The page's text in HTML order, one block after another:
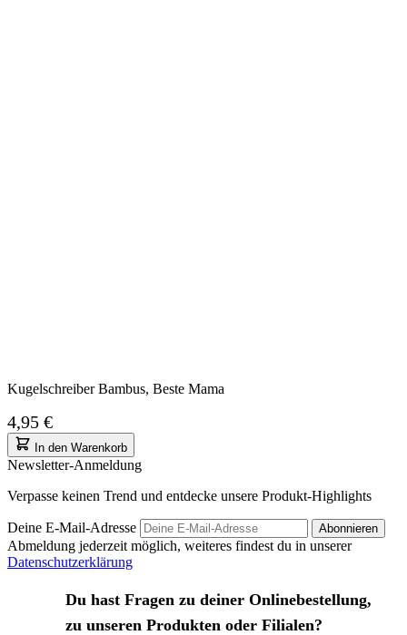
Kugelschreiber Bambus, Beste Mama
4,95 €
In den Warenkorb
Newsletter-Anmeldung
Verpasse keinen Trend und entdecke unsere Produkt-Highlights
Deine E-Mail-Adresse Abonnieren
Abmeldung jederzeit möglich, weiteres findest du in unserer
Datenschutzerklärung
Du hast Fragen zu deiner Onlinebestellung,
zu unseren Produkten oder Filialen?